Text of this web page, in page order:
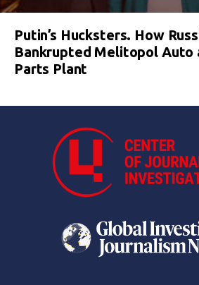
Putin’s Hucksters. How
Bankrupted Melitopol Auto
Parts Plant